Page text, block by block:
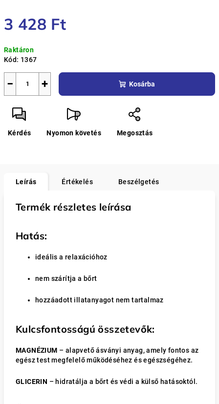
3 428 Ft
Raktáron
Kód: 1367
+
− Kosárba
Kérdés Nyomon követés Megosztás
Leírás Értékelés Beszélgetés
Termék részletes leírása
Hatás:
ideális a relaxációhoz
nem szárítja a bőrt
hozzáadott illatanyagot nem tartalmaz
Kulcsfontosságú összetevők:
MAGNÉZIUM – alapvető ásványi anyag, amely fontos az
egész test megfelelő működéséhez és egészségéhez.
GLICERIN – hidratálja a bőrt és védi a külső hatásoktól.